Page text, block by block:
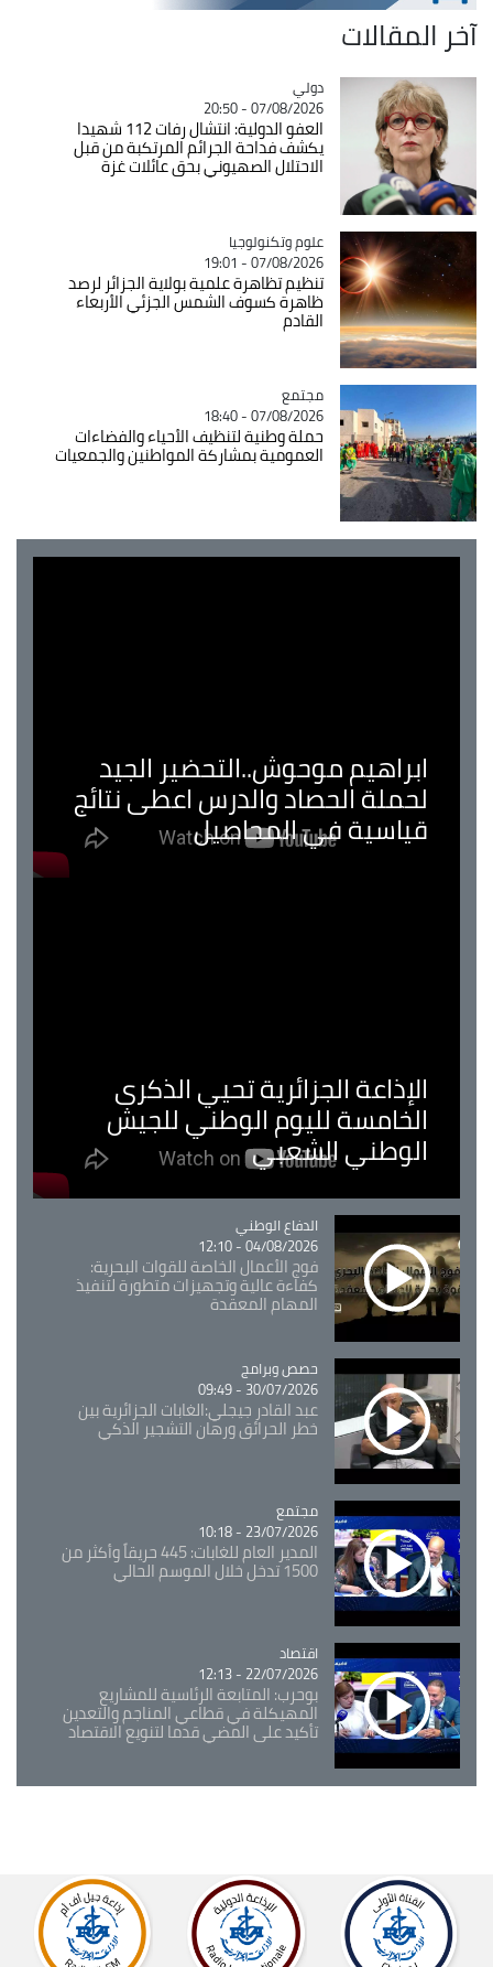
آخر المقالات
Catégorie
دولي
07/08/2026 - 20:50
العفو الدولية: انتشال رفات 112 شهيدا
يكشف فداحة الجرائم المرتكبة من قبل
الاحتلال الصهيوني بحق عائلات غزة
Catégorie
علوم وتكنولوجيا
07/08/2026 - 19:01
تنظيم تظاهرة علمية بولاية الجزائر لرصد
ظاهرة كسوف الشمس الجزئي الأربعاء
القادم
Catégorie
مجتمع
07/08/2026 - 18:40
حملة وطنية لتنظيف الأحياء والفضاءات
العمومية بمشاركة المواطنين والجمعيات
ابراهيم موحوش..التحضير الجيد
لحملة الحصاد والدرس اعطى نتائج
قياسية في المحاصيل
الإذاعة الجزائرية تحيي الذكرى
الخامسة لليوم الوطني للجيش
الوطني الشعبي
Catégorie
الدفاع الوطني
04/08/2026 - 12:10
فوج الأعمال الخاصة للقوات البحرية:
كفاءة عالية وتجهيزات متطورة لتنفيذ
المهام المعقدة
Catégorie
حصص وبرامج
30/07/2026 - 09:49
عبد القادر جيجلي:الغابات الجزائرية بين
خطر الحرائق ورهان التشجير الذكي
Catégorie
مجتمع
23/07/2026 - 10:18
المدير العام للغابات: 445 حريقاً وأكثر من
1500 تدخل خلال الموسم الحالي
Catégorie
اقتصاد
22/07/2026 - 12:13
بوحرب: المتابعة الرئاسية للمشاريع
المهيكلة في قطاعي المناجم والتعدين
تأكيد على المضي قدما لتنويع الاقتصاد